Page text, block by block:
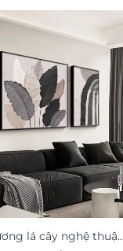
lá cây nghệ thuật